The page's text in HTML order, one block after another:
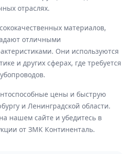
отраслях.
материалов,
отличными
Они используются
и других сферах, где требуется
цены и быструю
и Ленинградской области.
нашем сайте и убедитесь в
от ЗМК Континенталь.